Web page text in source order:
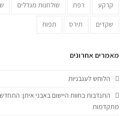
קרקע רפת שולחנות מגדלים
שקדים תירס תפוח
מאמרים אחרונים
הלוחש לעגבניות
התנדבות בחוות היישום באבני איתן:
מתקדמות